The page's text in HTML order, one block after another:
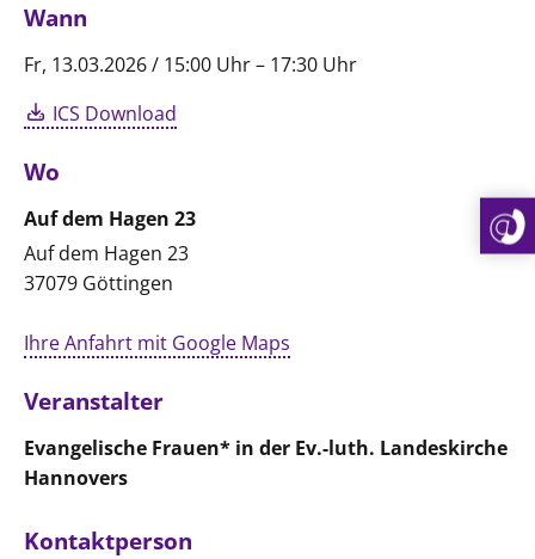
Wann
Fr, 13.03.2026 / 15:00 Uhr – 17:30 Uhr
ICS Download
Wo
Auf dem Hagen 23
Auf dem Hagen 23
37079 Göttingen
Ihre Anfahrt mit Google Maps
Veranstalter
Evangelische Frauen* in der Ev.-luth. Landeskirche
Hannovers
Kontaktperson